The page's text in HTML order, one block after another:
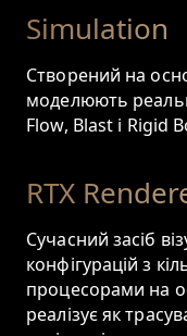
Simulation
Створений на
моделюють
Flow, Blast і Rigid
RTX
Сучасний засіб
конфігурацій з
процесорами на
реалізує як